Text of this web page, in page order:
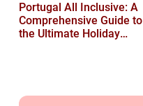
Portugal All Inclusive: A
Comprehensive Guide to
the Ultimate Holiday